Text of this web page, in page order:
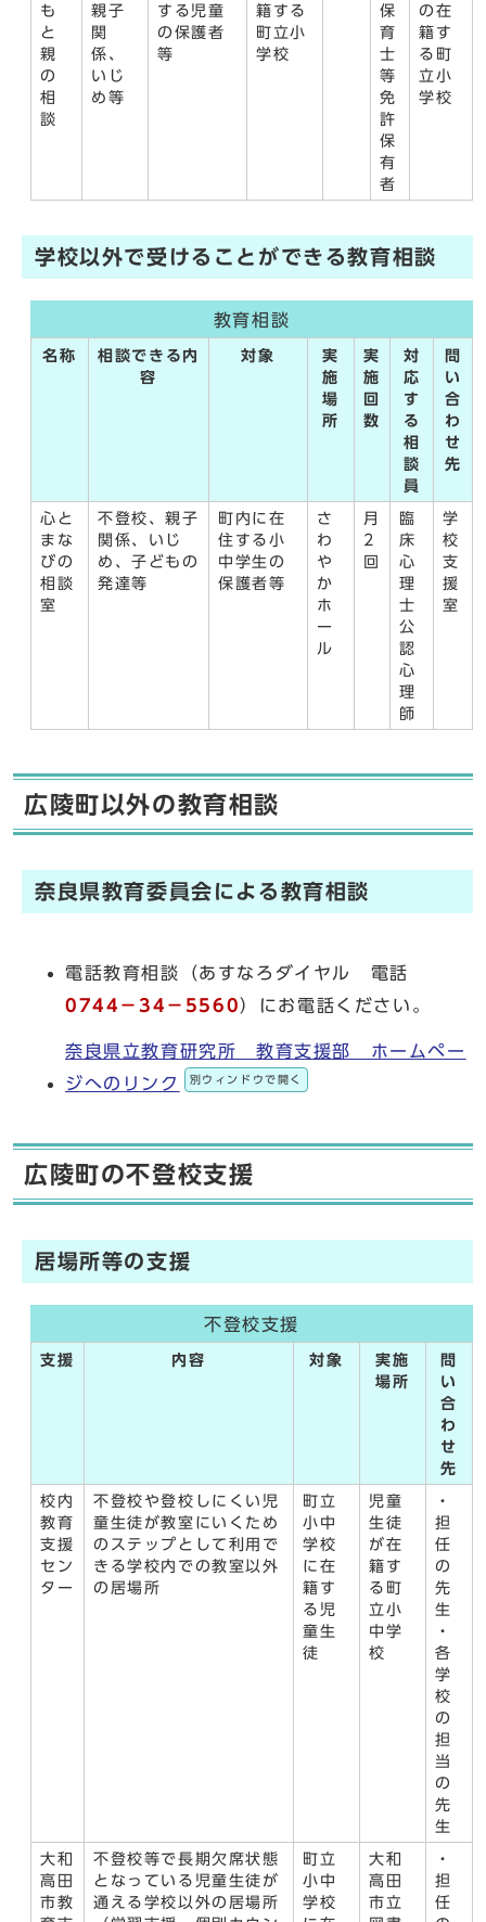
も
と
親
の
相
談
親子
関
係、
いじ
め等
する児童
の保護者
等
籍する
町立小
学校
保
育
士
等
免
許
保
有
者
の在
籍す
る町
立小
学校
学校以外で受けることができる教育相談
教育相談
名称
相談できる内
容
対象
実
施
場
所
実
施
回
数
対
応
す
る
相
談
員
問
い
合
わ
せ
先
心と
まな
びの
相談
室
不登校、親子
関係、いじ
め、子どもの
発達等
町内に在
住する小
中学生の
保護者等
さ
わ
や
か
ホ
ー
ル
月
2
回
臨
床
心
理
士
公
認
心
理
師
学
校
支
援
室
広陵町以外の教育相談
奈良県教育委員会による教育相談
電話教育相談（あすなろダイヤル 電話
0744－34－5560）にお電話ください。
奈良県立教育研究所 教育支援部 ホームペー
ジへのリンク
別ウィンドウで開く
広陵町の不登校支援
居場所等の支援
不登校支援
支援 内容 対象
実施
場所
問
い
合
わ
せ
先
校内
教育
支援
セン
ター
不登校や登校しにくい児
童生徒が教室にいくため
のステップとして利用で
きる学校内での教室以外
の居場所
町立
小中
学校
に在
籍す
る児
童生
徒
児童
生徒
が在
籍す
る町
立小
中学
校
・
担
任
の
先
生
・
各
学
校
の
担
当
の
先
生
大和
高田
市教
不登校等で長期欠席状態
となっている児童生徒が
通える学校以外の居場所
町立
小中
学校
大和
高田
市立
・
担
任